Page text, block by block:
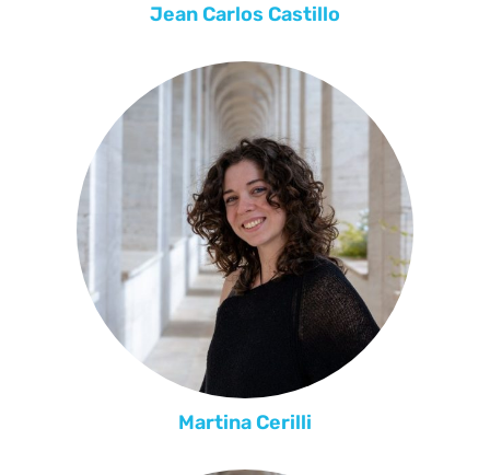
Jean Carlos Castillo
Martina Cerilli